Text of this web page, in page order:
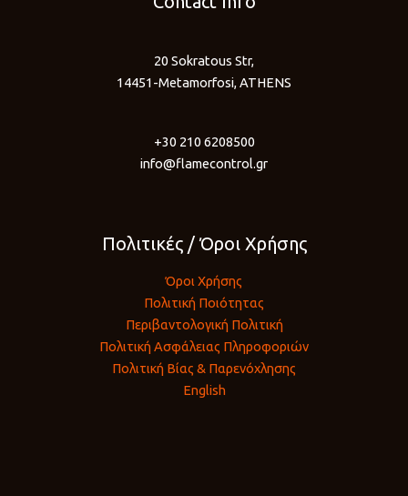
20 Sokratous Str,
14451-Metamorfosi, ATHENS
+30 210 6208500
info@flamecontrol.gr
Πολιτικές / Όροι Χρήσης
Όροι Χρήσης
Πολιτική Ποιότητας
Περιβαντολογική Πολιτική
Πολιτική Ασφάλειας Πληροφοριών
Πολιτική Βίας & Παρενόχλησης
English